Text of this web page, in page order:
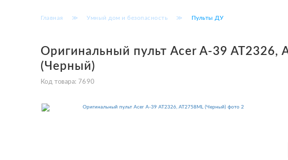
ТОВАРЫ ДЛЯ АВТО
АКСЕССУАРЫ
Главная ≫ Умный дом и безопасность ≫ Пульты ДУ
Оригинальный пульт Acer A-39 AT2326,
(Черный)
Код товара: 7690